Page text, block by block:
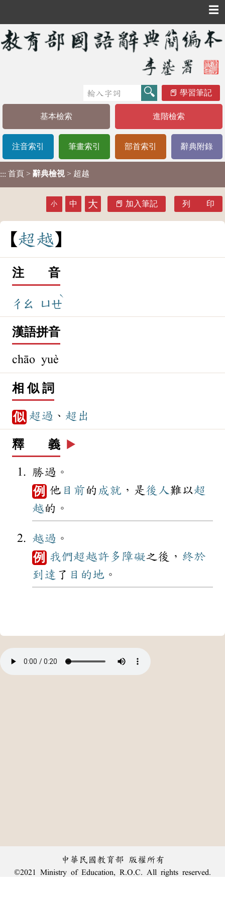
☰
學習筆記
基本檢索 進階檢索
注音索引 筆畫索引 部首索引 辭典附錄
::: 首頁 > 辭典檢視 > 超越
小 中 大 加入筆記 列 印
超越
注 音
ㄔㄠ ㄩㄝ
ˋ
漢語拼音
chāo yuè
相 似 詞
似 超過 、 超出
釋 義 ▶️
勝過。
例 他 目前的 成就 ，是 後人難以超
越的。
越過 。
例 我們超越許多 障礙之後， 終於
到達 了 目的地 。
中華民國教育部 版權所有
©2021 Ministry of Education, R.O.C. All rights reserved.